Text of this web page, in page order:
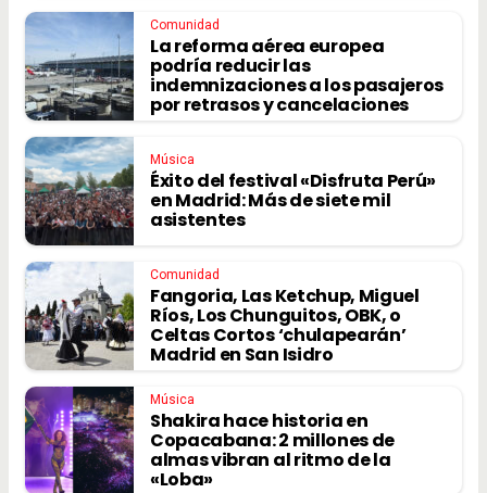
Comunidad
La reforma aérea europea
podría reducir las
indemnizaciones a los pasajeros
por retrasos y cancelaciones
Música
Éxito del festival «Disfruta Perú»
en Madrid: Más de siete mil
asistentes
Comunidad
Fangoria, Las Ketchup, Miguel
Ríos, Los Chunguitos, OBK, o
Celtas Cortos ‘chulapearán’
Madrid en San Isidro
Música
Shakira hace historia en
Copacabana: 2 millones de
almas vibran al ritmo de la
«Loba»